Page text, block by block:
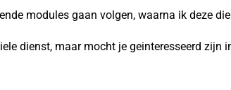
modules gaan volgen, waarna ik deze
dienst, maar mocht je geinteresseerd zijn